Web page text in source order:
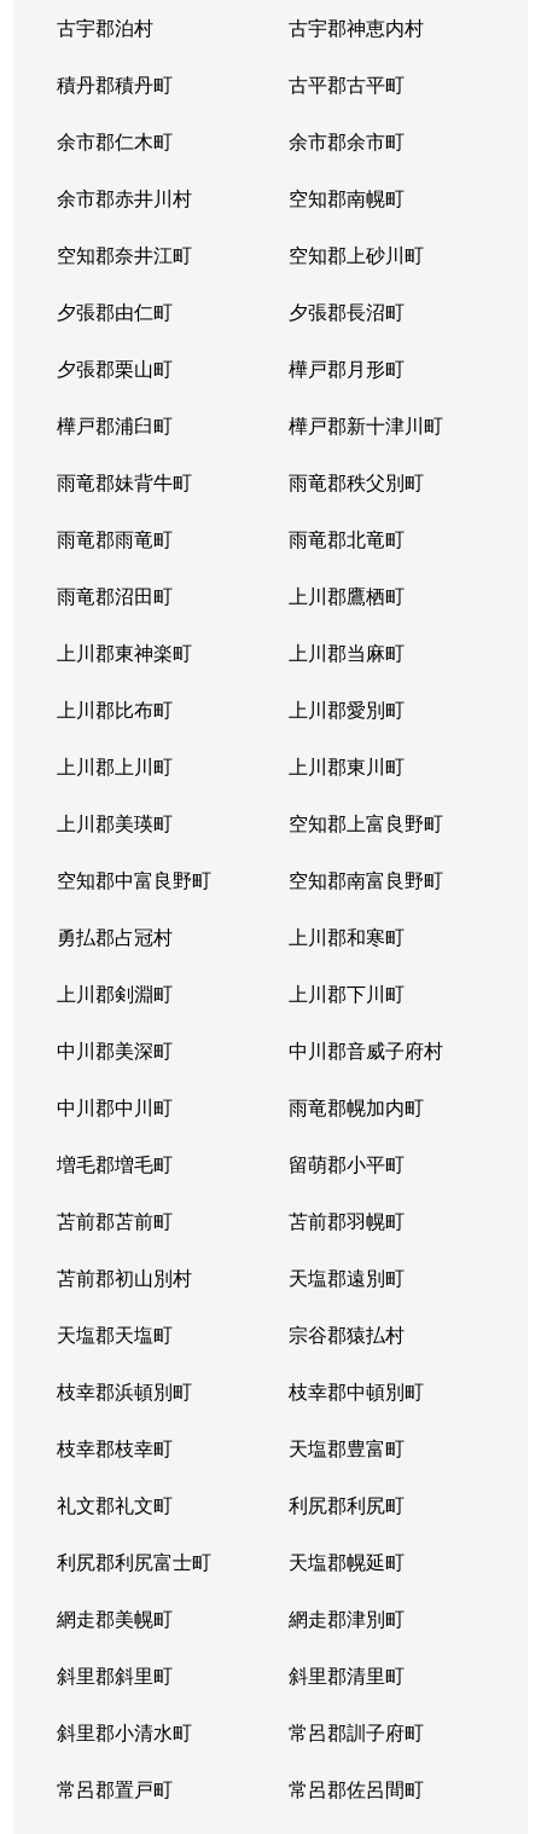
古宇郡泊村 古宇郡神恵内村
積丹郡積丹町 古平郡古平町
余市郡仁木町 余市郡余市町
余市郡赤井川村 空知郡南幌町
空知郡奈井江町 空知郡上砂川町
夕張郡由仁町 夕張郡長沼町
夕張郡栗山町 樺戸郡月形町
樺戸郡浦臼町 樺戸郡新十津川町
雨竜郡妹背牛町 雨竜郡秩父別町
雨竜郡雨竜町 雨竜郡北竜町
雨竜郡沼田町 上川郡鷹栖町
上川郡東神楽町 上川郡当麻町
上川郡比布町 上川郡愛別町
上川郡上川町 上川郡東川町
上川郡美瑛町 空知郡上富良野町
空知郡中富良野町 空知郡南富良野町
勇払郡占冠村 上川郡和寒町
上川郡剣淵町 上川郡下川町
中川郡美深町 中川郡音威子府村
中川郡中川町 雨竜郡幌加内町
増毛郡増毛町 留萌郡小平町
苫前郡苫前町 苫前郡羽幌町
苫前郡初山別村 天塩郡遠別町
天塩郡天塩町 宗谷郡猿払村
枝幸郡浜頓別町 枝幸郡中頓別町
枝幸郡枝幸町 天塩郡豊富町
礼文郡礼文町 利尻郡利尻町
利尻郡利尻富士町 天塩郡幌延町
網走郡美幌町 網走郡津別町
斜里郡斜里町 斜里郡清里町
斜里郡小清水町 常呂郡訓子府町
常呂郡置戸町 常呂郡佐呂間町